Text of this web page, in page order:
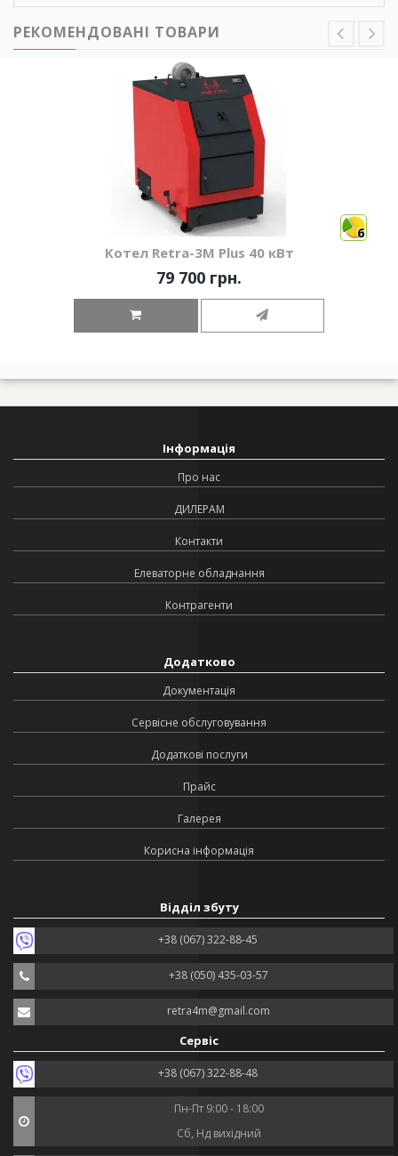
РЕКОМЕНДОВАНІ ТОВАРИ
6
Котел Retra-3М Plus 40 кВт
79 700 грн.
Інформація
Про нас
ДИЛЕРАМ
Контакти
Елеваторне обладнання
Контрагенти
Додатково
Документація
Сервісне обслуговування
Додаткові послуги
Прайс
Галерея
Корисна інформація
Відділ збуту
+38 (067) 322-88-45
+38 (050) 435-03-57
retra4m@gmail.com
Сервіс
+38 (067) 322-88-48
Пн-Пт 9:00 - 18:00
Сб, Нд вихідний